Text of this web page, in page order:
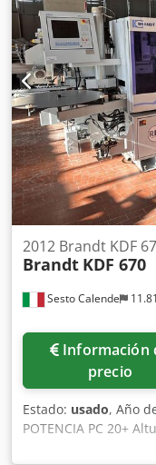
Sesto Calende
2012 Brandt KDF
Brandt KDF 670
Información de
precio
Estado: usado, Año
POTENCIA PC 20+
canto de PVC-ABS